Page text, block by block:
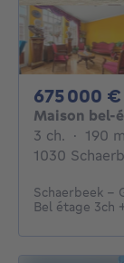
675 000 €
Maison bel-
3 ch. 3
· 190
1030
Schaerbeek -
Bel étage 3ch